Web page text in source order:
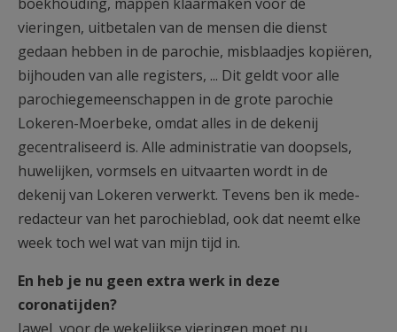
vieringen, uitbetalen van de mensen die dienst
gedaan hebben in de parochie, misblaadjes kopiëren,
bijhouden van alle registers, ... Dit geldt voor alle
parochiegemeenschappen in de grote parochie
Lokeren-Moerbeke, omdat alles in de dekenij
gecentraliseerd is. Alle administratie van doopsels,
huwelijken, vormsels en uitvaarten wordt in de
dekenij van Lokeren verwerkt. Tevens ben ik mede-
redacteur van het parochieblad, ook dat neemt elke
week toch wel wat van mijn tijd in.
En heb je nu geen extra werk in deze
coronatijden?